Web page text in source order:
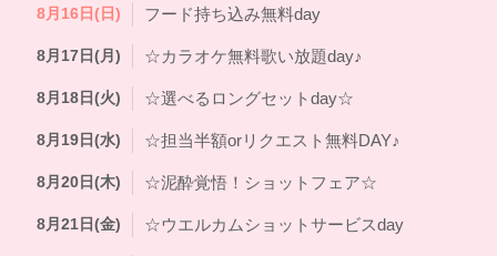
8月16日(日) フード持ち込み無料day
8月17日(月) ☆カラオケ無料歌い放題day♪
8月18日(火) ☆選べるロングセットday☆
8月19日(水) ☆担当半額orリクエスト無料DAY♪
8月20日(木) ☆泥酔覚悟！ショットフェア☆
8月21日(金) ☆ウエルカムショットサービスday